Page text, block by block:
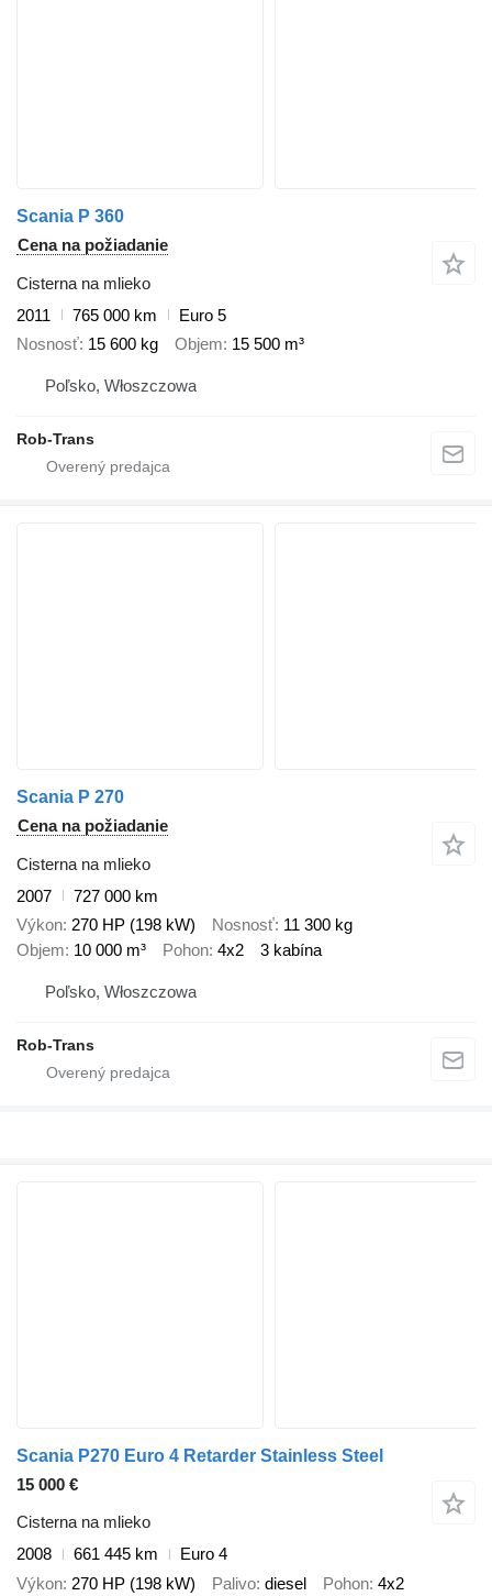
Scania P 360
Cena na požiadanie
Cisterna na mlieko
2011
765 000 km
Euro 5
Nosnosť 15 600 kg Objem 15 500 m³
Poľsko, Włoszczowa
Rob-Trans
Scania P 270
Cena na požiadanie
Cisterna na mlieko
2007
727 000 km
Výkon 270 HP (198 kW) Nosnosť 11 300 kg
Objem 10 000 m³ Pohon 4x2 3 kabína
Poľsko, Włoszczowa
Rob-Trans
Scania P270 Euro 4 Retarder Stainless Steel
15 000 €
Cisterna na mlieko
2008
661 445 km
Euro 4
Výkon 270 HP (198 kW) Palivo diesel Pohon 4x2